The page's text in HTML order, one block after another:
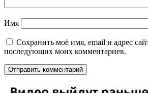
Имя
Сохранить моё имя, email и адрес
последующих моих комментариев.